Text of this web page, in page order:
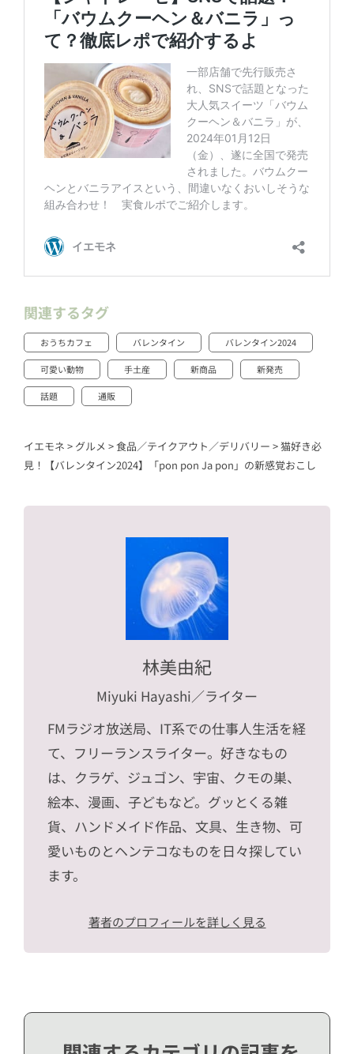
関連するタグ
おうちカフェ バレンタイン バレンタイン2024
可愛い動物 手土産 新商品 新発売
話題 通販
イエモネ > グルメ >食品／テイクアウト／デリバリー >猫好き必
見！【バレンタイン2024】「pon pon Ja pon」の新感覚おこし
林美由紀
Miyuki Hayashi／ライター
FMラジオ放送局、IT系での仕事人生活を経
て、フリーランスライター。好きなもの
は、クラゲ、ジュゴン、宇宙、クモの巣、
絵本、漫画、子どもなど。グッとくる雑
貨、ハンドメイド作品、文具、生き物、可
愛いものとヘンテコなものを日々探してい
ます。
著者のプロフィールを詳しく見る